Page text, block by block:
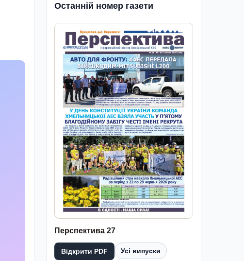
Останній номер газети
Перспектива 27
Відкрити PDF Усі випуски